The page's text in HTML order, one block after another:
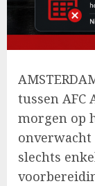
tussen AFC
morgen op
onverwacht
slechts